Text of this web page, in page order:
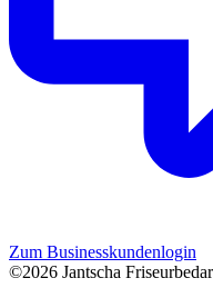
Zum Businesskundenlogin
©2026 Jantscha